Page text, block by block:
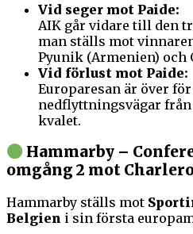
Vid seger mot Paide:
AIK går vidare till den
man ställs mot
Pyunik (Armenien) och
Vid förlust mot Paide:
Europaresan är över
nedflyttningsvägar från
kvalet.
Hammarby –
omgång 2 mot
Hammarby ställs mot
Belgien i sin första